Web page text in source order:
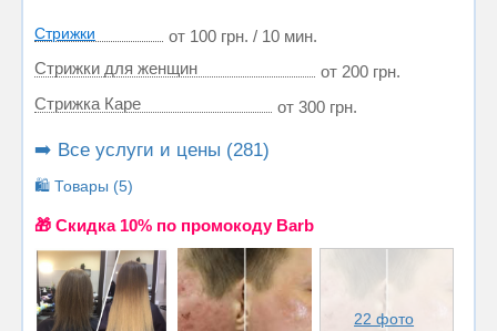
Стрижки
от 100 грн. / 10 мин.
Стрижки для женщин
от 200 грн.
Стрижка Каре
от 300 грн.
➡️ Все услуги и цены (281)
🛍️ Товары (5)
🎁 Cкидка 10% по промокоду Barb
22 фото